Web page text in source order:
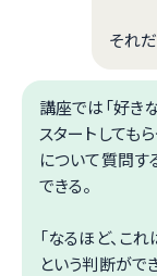
それ
講座では「好き
スタートしても
について質問す
できる。
「なるほど、これ
という判断がで